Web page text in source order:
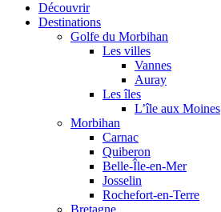
Découvrir
Destinations
Golfe du Morbihan
Les villes
Vannes
Auray
Les îles
L’île aux Moines
Morbihan
Carnac
Quiberon
Belle-Île-en-Mer
Josselin
Rochefort-en-Terre
Bretagne